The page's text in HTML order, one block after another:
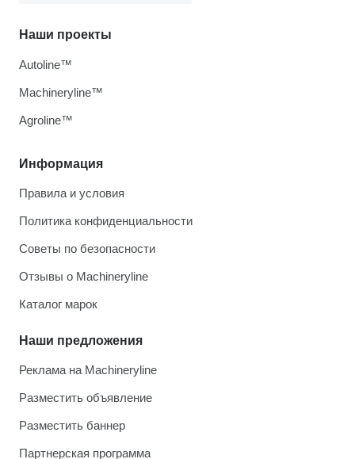
Информация
Правила и условия
Политика конфиденциальности
Советы по безопасности
Отзывы о Machineryline
Каталог марок
Наши предложения
Реклама на Machineryline
Разместить объявление
Разместить баннер
Партнерская программа
Наши проекты
Autoline™
Machineryline™
Agroline™